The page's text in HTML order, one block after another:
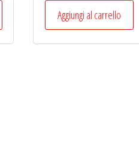
Aggiungi al carrello